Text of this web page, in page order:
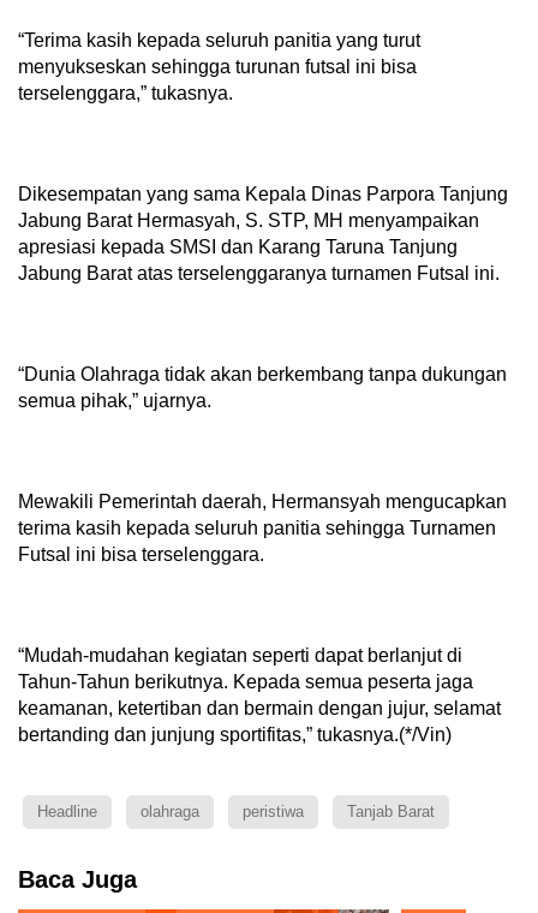
“Terima kasih kepada seluruh panitia yang turut
menyukseskan sehingga turunan futsal ini bisa
terselenggara,” tukasnya.
Dikesempatan yang sama Kepala Dinas Parpora Tanjung
Jabung Barat Hermasyah, S. STP, MH menyampaikan
apresiasi kepada SMSI dan Karang Taruna Tanjung
Jabung Barat atas terselenggaranya turnamen Futsal ini.
“Dunia Olahraga tidak akan berkembang tanpa dukungan
semua pihak,” ujarnya.
Mewakili Pemerintah daerah, Hermansyah mengucapkan
terima kasih kepada seluruh panitia sehingga Turnamen
Futsal ini bisa terselenggara.
“Mudah-mudahan kegiatan seperti dapat berlanjut di
Tahun-Tahun berikutnya. Kepada semua peserta jaga
keamanan, ketertiban dan bermain dengan jujur, selamat
bertanding dan junjung sportifitas,” tukasnya.(*/Vin)
Headline olahraga peristiwa Tanjab Barat
Baca Juga